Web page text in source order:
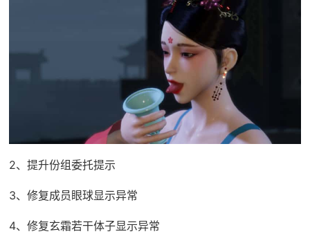
2、提升份组委托提示
3、修复成员眼球显示异常
4、修复玄霜若干体子显示异常